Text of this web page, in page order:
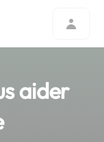
aider